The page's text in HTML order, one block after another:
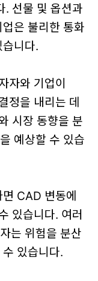
. 선물 및 옵션과
은 불리한 통화
니다.
자와 기업이
정을 내리는 데
시장 동향을 분
예상할 수 있습
CAD 변동에
있습니다. 여러
는 위험을 분산
있습니다.